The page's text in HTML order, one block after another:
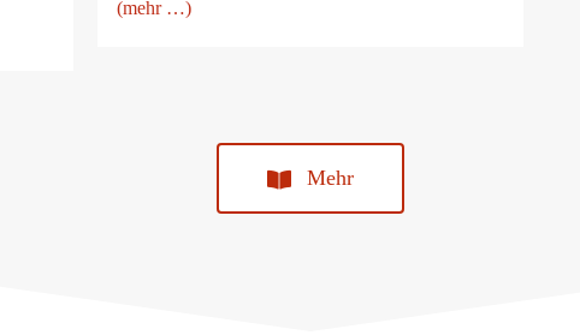
(mehr …)
Mehr